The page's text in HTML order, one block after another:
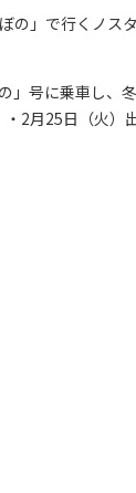
」で行くノス
号に乗車し、
2月25日（火）